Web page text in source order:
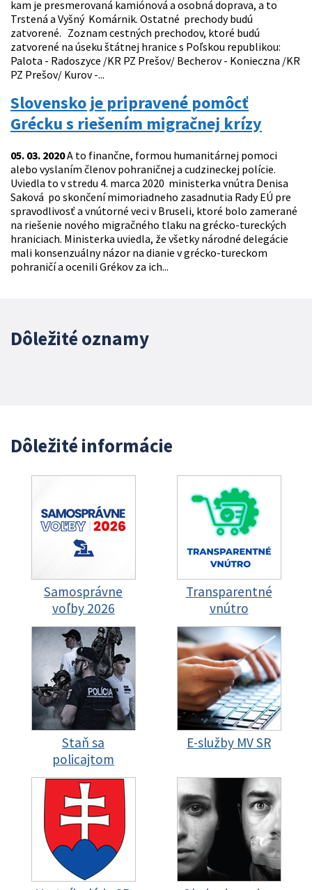
kam je presmerovaná kamiónová a osobná doprava, a to
Trstená a Vyšný Komárnik. Ostatné prechody budú
zatvorené. Zoznam cestných prechodov, ktoré budú
zatvorené na úseku štátnej hranice s Poľskou republikou:
Palota - Radoszyce /KR PZ Prešov/ Becherov - Konieczna /KR
PZ Prešov/ Kurov -...
Slovensko je pripravené pomôcť
Grécku s riešením migračnej krízy
05. 03. 2020A to finančne, formou humanitárnej pomoci
alebo vyslaním členov pohraničnej a cudzineckej polície.
Uviedla to v stredu 4. marca 2020 ministerka vnútra Denisa
Saková po skončení mimoriadneho zasadnutia Rady EÚ pre
spravodlivosť a vnútorné veci v Bruseli, ktoré bolo zamerané
na riešenie nového migračného tlaku na grécko-tureckých
hraniciach. Ministerka uviedla, že všetky národné delegácie
mali konsenzuálny názor na dianie v grécko-tureckom
pohraničí a ocenili Grékov za ich...
Dôležité oznamy
Dôležité informácie
Samosprávne
voľby 2026
Transparentné
vnútro
Staň sa
policajtom
E-služby MV SR